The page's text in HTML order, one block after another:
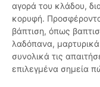
αγορά του κλάδου,
κορυφή.
βάπτιση, όπως
λαδόπανα,
συνολικά τις
επιλεγμένα σημεία